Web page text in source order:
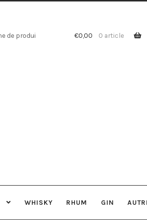
€0,00 0 article
WHISKY RHUM GIN